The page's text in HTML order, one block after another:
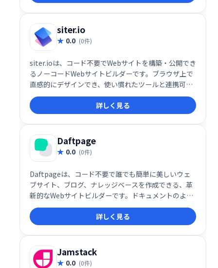
siter.io
0.0 (0件)
siter.ioは、コード不要でWebサイトを構築・公開でき
るノーコードWebサイトビルダーです。ブラウザ上で
直感的にデザインでき、使い慣れたツールと連携可能
です。手軽に、自由度の高いWebサイト制作を実現し
ます。
詳しく見る
Daftpage
0.0 (0件)
Daftpageは、コード不要で誰でも簡単に美しいウェ
ブサイト、ブログ、ナレッジベースを作成できる、革
新的なWebサイトビルダーです。ドキュメントのよう
に直感的に操作でき、数分で完成。無料で利用でき、
手軽に魅力的なオンラインプレゼンスを構築できま
す。
詳しく見る
Jamstack
0.0 (0件)